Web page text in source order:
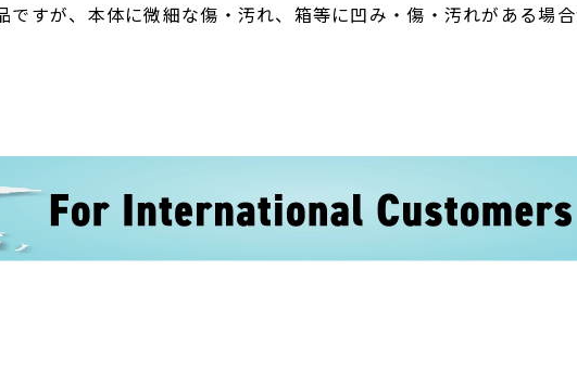
すが、本体に微細な傷・汚れ、箱等に凹み・傷・汚れがある場